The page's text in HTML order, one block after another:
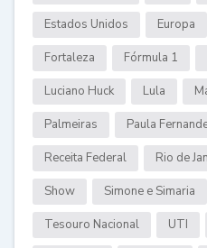
Estados Unidos Europa
Fortaleza Fórmula 1
Luciano Huck Lula
Palmeiras Paula
Receita Federal Rio de
Show Simone e Simaria
Tesouro Nacional UTI